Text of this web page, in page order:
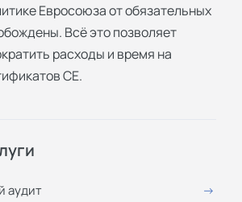
Евросоюза от обязательных
Всё это позволяет
расходы и время на
СЕ.
аудит